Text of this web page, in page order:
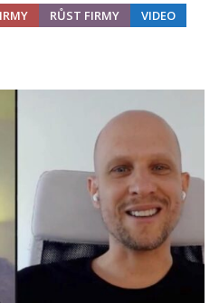
RŮST FIRMY VIDEO